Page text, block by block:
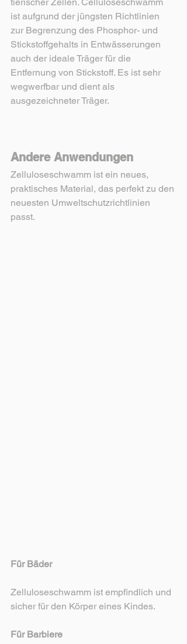
ist aufgrund der jüngsten Richtlinien
zur Begrenzung des Phosphor- und
Stickstoffgehalts in Entwässerungen
auch der ideale Träger für die
Entfernung von Stickstoff. Es ist sehr
wegwerfbar und dient als
ausgezeichneter Träger.
Andere Anwendungen
Zelluloseschwamm ist ein neues,
praktisches Material, das perfekt zu den
neuesten Umweltschutzrichtlinien
passt.
Für Bäder
Zelluloseschwamm ist empfindlich und
sicher für den Körper eines Kindes.
Für Barbiere